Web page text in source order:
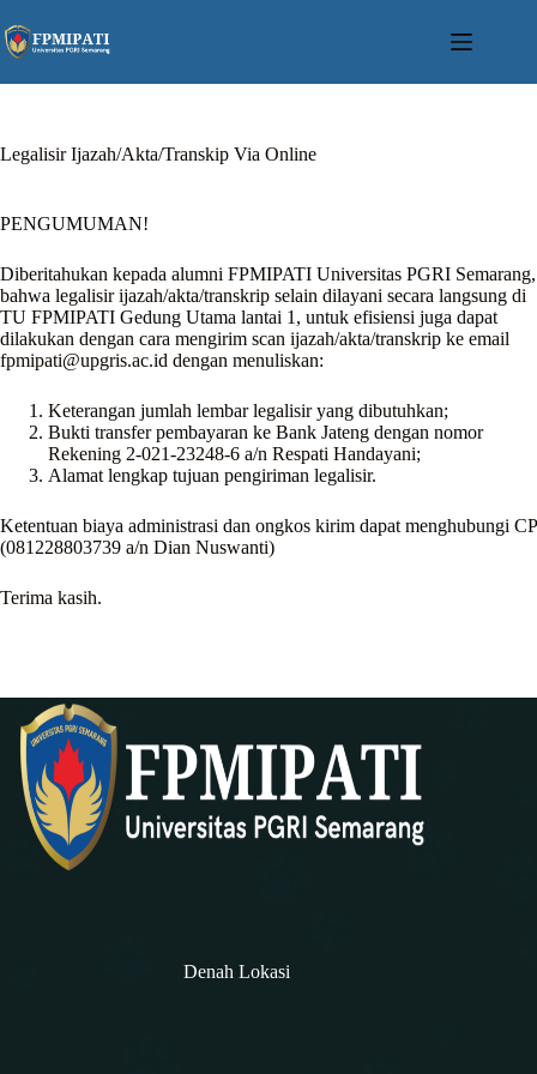
to
content
Legalisir Ijazah/Akta/Transkip Via Online
PENGUMUMAN!
Diberitahukan kepada alumni FPMIPATI Universitas PGRI Semarang,
bahwa legalisir ijazah/akta/transkrip selain dilayani secara langsung di
TU FPMIPATI Gedung Utama lantai 1, untuk efisiensi juga dapat
dilakukan dengan cara mengirim scan ijazah/akta/transkrip ke email
fpmipati@upgris.ac.id dengan menuliskan:
Keterangan jumlah lembar legalisir yang dibutuhkan;
Bukti transfer pembayaran ke Bank Jateng dengan nomor
Rekening 2-021-23248-6 a/n Respati Handayani;
Alamat lengkap tujuan pengiriman legalisir.
Ketentuan biaya administrasi dan ongkos kirim dapat menghubungi CP
(081228803739 a/n Dian Nuswanti)
Terima kasih.
Denah Lokasi